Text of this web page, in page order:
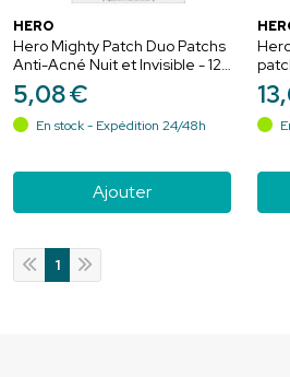
HERO
Hero Mighty Patch Duo Patchs
Anti-Acné Nuit et Invisible - 12
Patchs
5,08€
En stock - Expédition 24/48h
Ajouter
13,
1